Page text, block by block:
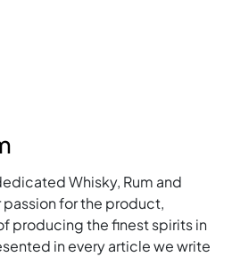
Whisky, Rum and
passion for the product,
producing the finest spirits in
in every article we write